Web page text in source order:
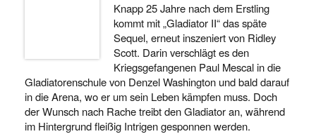
Knapp 25 Jahre nach dem Erstling
kommt mit „Gladiator II“ das späte
Sequel, erneut inszeniert von Ridley
Scott. Darin verschlägt es den
Kriegsgefangenen Paul Mescal in die
Gladiatorenschule von Denzel Washington und bald darauf
in die Arena, wo er um sein Leben kämpfen muss. Doch
der Wunsch nach Rache treibt den Gladiator an, während
im Hintergrund fleißig Intrigen gesponnen werden.